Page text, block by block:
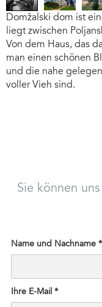
PREVIOUS
Domžalski dom ist
liegt zwischen
Von dem Haus, das
man einen schönen
und die nahe
voller Vieh sind.
Sie können
Name und Nachname *
Ihre E-Mail *